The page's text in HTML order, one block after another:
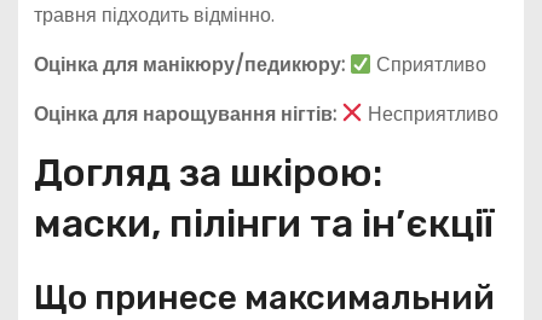
травня підходить відмінно.
Оцінка для манікюру/педикюру:
Сприятливо
Оцінка для нарощування нігтів:
Несприятливо
Догляд за шкірою:
маски, пілінги та ін’єкції
Що принесе максимальний